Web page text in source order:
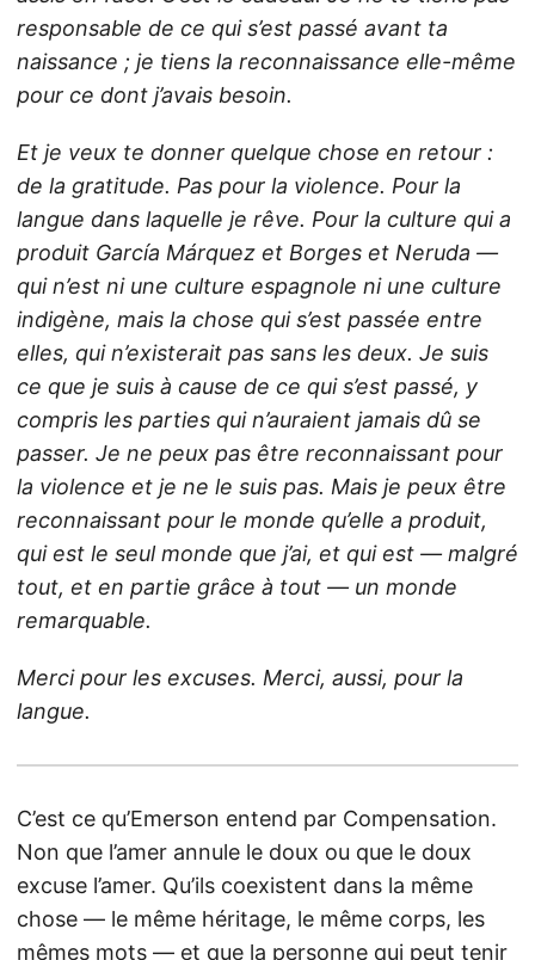
responsable de ce qui s’est passé avant ta
naissance ; je tiens la reconnaissance elle-même
pour ce dont j’avais besoin.
Et je veux te donner quelque chose en retour :
de la gratitude. Pas pour la violence. Pour la
langue dans laquelle je rêve. Pour la culture qui a
produit García Márquez et Borges et Neruda —
qui n’est ni une culture espagnole ni une culture
indigène, mais la chose qui s’est passée entre
elles, qui n’existerait pas sans les deux. Je suis
ce que je suis à cause de ce qui s’est passé, y
compris les parties qui n’auraient jamais dû se
passer. Je ne peux pas être reconnaissant pour
la violence et je ne le suis pas. Mais je peux être
reconnaissant pour le monde qu’elle a produit,
qui est le seul monde que j’ai, et qui est — malgré
tout, et en partie grâce à tout — un monde
remarquable.
Merci pour les excuses. Merci, aussi, pour la
langue.
C’est ce qu’Emerson entend par Compensation.
Non que l’amer annule le doux ou que le doux
excuse l’amer. Qu’ils coexistent dans la même
chose — le même héritage, le même corps, les
mêmes mots — et que la personne qui peut tenir